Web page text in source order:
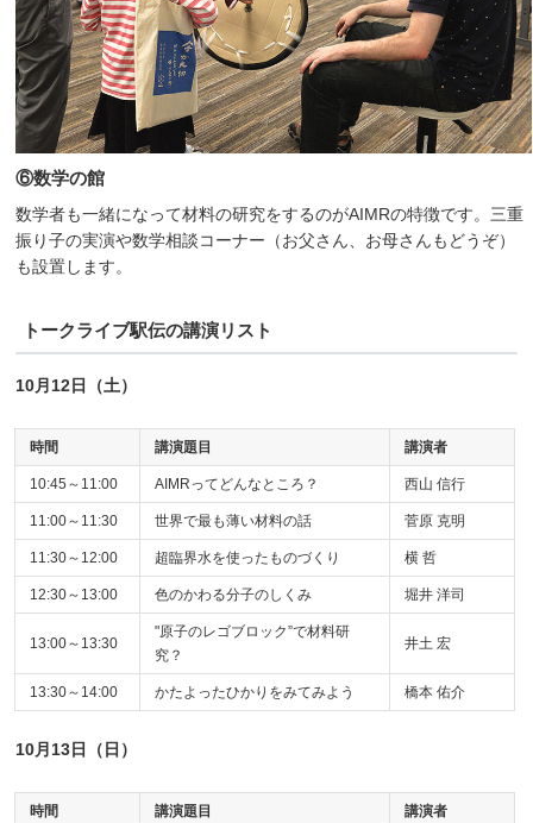
⑥数学の館
数学者も一緒になって材料の研究をするのがAIMRの特徴です。三重
振り子の実演や数学相談コーナー（お父さん、お母さんもどうぞ）
も設置します。
トークライブ駅伝の講演リスト
10月12日（土）
時間 講演題目 講演者
10:45～11:00 AIMRってどんなところ？ 西山 信行
11:00～11:30 世界で最も薄い材料の話 菅原 克明
11:30～12:00 超臨界水を使ったものづくり 横 哲
12:30～13:00 色のかわる分子のしくみ 堀井 洋司
13:00～13:30
"原子のレゴブロック”で材料研
究？
井土 宏
13:30～14:00 かたよったひかりをみてみよう 橋本 佑介
10月13日（日）
時間 講演題目 講演者